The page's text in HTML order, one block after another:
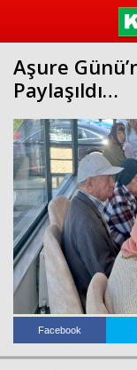
Aşure
Paylaşıldı…
Facebook